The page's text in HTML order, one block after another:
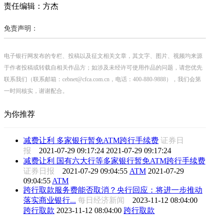
责任编辑：方杰
免责声明：
电子银行网发布的专栏、投稿以及征文相关文章，其文字、图片、视频均来源
于作者投稿或转载自相关作品方；如涉及未经许可使用作品的问题，请您优先
联系我们（联系邮箱：cebnet@cfca.com.cn，电话：400-880-9888），我们会第
一时间核实，谢谢配合。
为你推荐
减费让利 多家银行暂免ATM跨行手续费 证券日
报 2021-07-29 09:17:24 2021-07-29 09:17:24
减费让利 国有六大行等多家银行暂免ATM跨行手续费
证券日报 2021-07-29 09:04:55 ATM 2021-07-29
09:04:55 ATM
跨行取款服务费能否取消？央行回应：将进一步推动
落实商业银行... 每日经济新闻 2023-11-12 08:04:00
跨行取款 2023-11-12 08:04:00 跨行取款